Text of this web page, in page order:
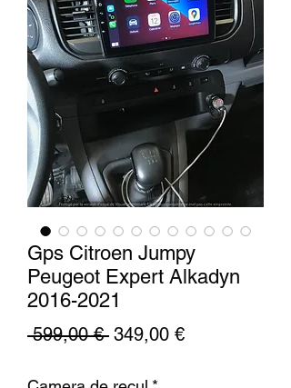
Gps Citroen Jumpy
Peugeot Expert Alkadyn
2016-2021
599,00 € Prezzo
349,00 €Prezzo